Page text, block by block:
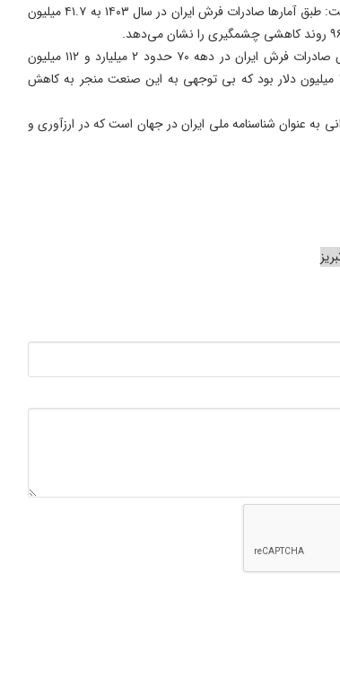
رئیس کنفدراسیون صادرات ایران گفت: طبق آمارها صادرات فرش ایران در سال ۱۴۰۳ به ۴۱.۷ میلیون
وی افزود: این درحالیست که ارزش صادرات فرش ایران در دهه ۷۰ حدود ۲ میلیارد و ۱۱۲ میلیون
دلار و در سال ۱۳۹۶ نزدیک به ۴۲۶ میلیون دلار بود که بی توجهی به این صنعت منجر به کاهش
به عنوان شناسنامه ملی ایران در جهان است که در ارزآوری و